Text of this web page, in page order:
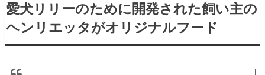
愛犬リリーのために開発された飼い主の
ヘンリエッタがオリジナルフード